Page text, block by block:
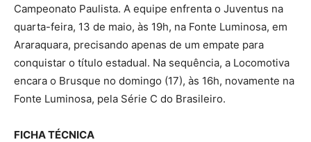
Campeonato Paulista. A equipe enfrenta o Juventus na
quarta-feira, 13 de maio, às 19h, na Fonte Luminosa, em
Araraquara, precisando apenas de um empate para
conquistar o título estadual. Na sequência, a Locomotiva
encara o Brusque no domingo (17), às 16h, novamente na
Fonte Luminosa, pela Série C do Brasileiro.
FICHA TÉCNICA